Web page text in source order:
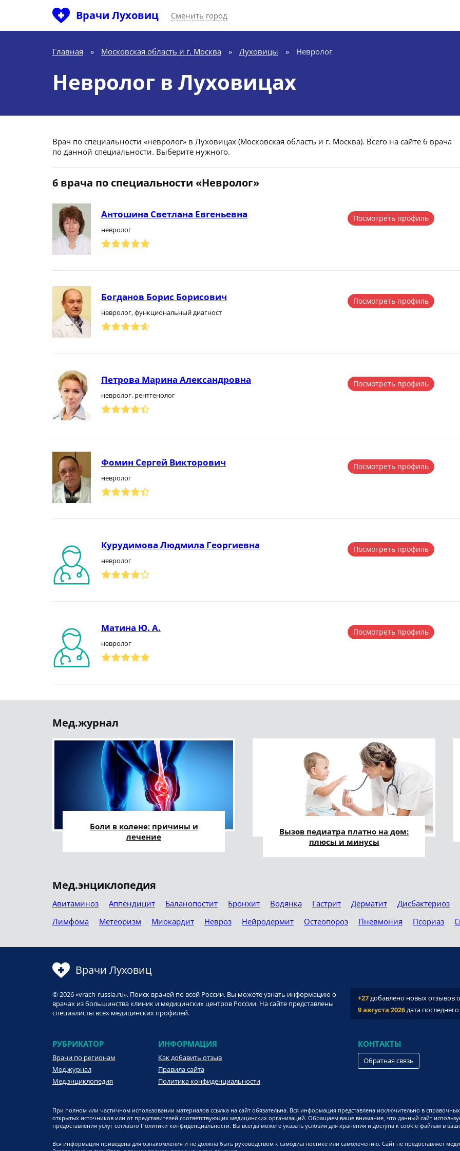
Врачи Луховиц Сменить город
Главная » Московская область и г. Москва » Луховицы » Невролог
Невролог в Луховицах
Врач по специальности «невролог» в Луховицах (Московская область и г. Москва). Всего на сайте 6 врача
по данной специальности. Выберите нужного.
6 врача по специальности «Невролог»
Антошина Светлана Евгеньевна
невролог
Посмотреть профиль
Богданов Борис Борисович
невролог, функциональный диагност
Посмотреть профиль
Петрова Марина Александровна
невролог, рентгенолог
Посмотреть профиль
Фомин Сергей Викторович
невролог
Посмотреть профиль
Курудимова Людмила Георгиевна
невролог
Посмотреть профиль
Матина Ю. А.
невролог
Посмотреть профиль
Мед.журнал
Боли в колене: причины и
лечение
Вызов педиатра платно на дом:
плюсы и минусы
Мед.энциклопедия
Авитаминоз Аппендицит Баланопостит Бронхит Водянка Гастрит Дерматит Дисбактериоз
Лимфома
Метеоризм Миокардит Невроз Нейродермит Остеопороз Пневмония Псориаз
Врачи Луховиц
© 2026 «vrach-russia.ru». Поиск врачей по всей России. Вы можете узнать информацию о
врачах из большинства клиник и медицинских центров России. На сайте представлены
специалисты всех медицинских профилей.
+27добавлено новых отзывов
9 августа 2026дата
РУБРИКАТОР
Врачи по регионам
Мед.журнал
Мед.энциклопедия
ИНФОРМАЦИЯ
Как добавить отзыв
Правила сайта
Политика конфиденциальности
КОНТАКТЫ
Обратная связь
При полном или частичном использовании материалов ссылка на сайт обязательна. Вся информация представлена исключительно в
открытых источников или от представителей соответствующих медицинских организаций. Обращаем ваше внимание, что данный сайт
предоставления услуг согласно Политики конфиденциальности. Вы всегда можете указать условия для хранения и доступа к cookie-файлам в
Вся информация приведена для ознакомления и не должна быть руководством к самодиагностике или самолечению. Сайт не предоставляет